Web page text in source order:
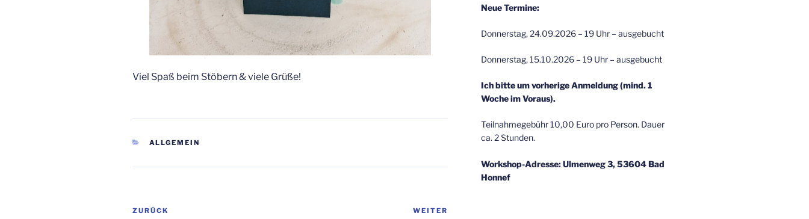
Viel Spaß beim Stöbern & viele Grüße!
KATEGORIEN
ALLGEMEIN
Beitragsnavigation
Vorheriger
ZURÜCK WEITER
Neue Termine:
Donnerstag, 24.09.2026 – 19 Uhr – ausgebucht
Donnerstag, 15.10.2026 – 19 Uhr – ausgebucht
Ich bitte um vorherige Anmeldung (mind. 1
Woche im Voraus).
Teilnahmegebühr 10,00 Euro pro Person. Dauer
ca. 2 Stunden.
Workshop-Adresse: Ulmenweg 3, 53604 Bad
Honnef